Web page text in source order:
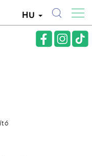
HU